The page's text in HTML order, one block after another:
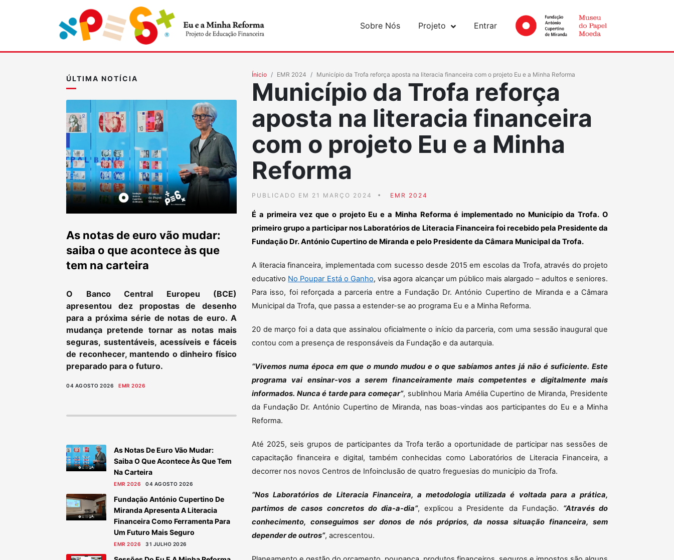
Sobre Nós Projeto Entrar
ÚLTIMA NOTÍCIA
As notas de euro vão mudar:
saiba o que acontece às que
tem na carteira
O Banco Central Europeu (BCE)
apresentou dez propostas de desenho
para a próxima série de notas de euro. A
mudança pretende tornar as notas mais
seguras, sustentáveis, acessíveis e fáceis
de reconhecer, mantendo o dinheiro físico
preparado para o futuro.
04 AGOSTO 2026 EMR 2026
As Notas De Euro Vão Mudar:
Saiba O Que Acontece Às Que Tem
Na Carteira
EMR 2026 04 AGOSTO 2026
Fundação António Cupertino De
Miranda Apresenta A Literacia
Financeira Como Ferramenta Para
Um Futuro Mais Seguro
EMR 2026 31 JULHO 2026
Ínicio EMR 2024 Município da Trofa reforça aposta na literacia financeira com o projeto Eu e a Minha Reforma
Município da Trofa reforça
aposta na literacia financeira
com o projeto Eu e a Minha
Reforma
PUBLICADO EM 21 MARÇO 2024 EMR 2024
É a primeira vez que o projeto Eu e a Minha Reforma é implementado no Município da Trofa. O
primeiro grupo a participar nos Laboratórios de Literacia Financeira foi recebido pela Presidente da
Fundação Dr. António Cupertino de Miranda e pelo Presidente da Câmara Municipal da Trofa.
A literacia financeira, implementada com sucesso desde 2015 em escolas da Trofa, através do projeto
educativo No Poupar Está o Ganho, visa agora alcançar um público mais alargado – adultos e seniores.
Para isso, foi reforçada a parceria entre a Fundação Dr. António Cupertino de Miranda e a Câmara
Municipal da Trofa, que passa a estender-se ao programa Eu e a Minha Reforma.
20 de março foi a data que assinalou oficialmente o início da parceria, com uma sessão inaugural que
contou com a presença de responsáveis da Fundação e da autarquia.
“Vivemos numa época em que o mundo mudou e o que sabíamos antes já não é suficiente. Este
programa vai ensinar-vos a serem financeiramente mais competentes e digitalmente mais
informados. Nunca é tarde para começar”, sublinhou Maria Amélia Cupertino de Miranda, Presidente
da Fundação Dr. António Cupertino de Miranda, nas boas-vindas aos participantes do Eu e a Minha
Reforma.
Até 2025, seis grupos de participantes da Trofa terão a oportunidade de participar nas sessões de
capacitação financeira e digital, também conhecidas como Laboratórios de Literacia Financeira, a
decorrer nos novos Centros de Infoinclusão de quatro freguesias do município da Trofa.
“Nos Laboratórios de Literacia Financeira, a metodologia utilizada é voltada para a prática,
partimos de casos concretos do dia-a-dia”, explicou a Presidente da Fundação. “Através do
conhecimento, conseguimos ser donos de nós próprios, da nossa situação financeira, sem
depender de outros”, acrescentou.